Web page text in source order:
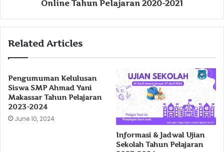
Online Tahun Pelajaran 2020-2021
Related Articles
Pengumuman Kelulusan
Siswa SMP Ahmad Yani
Makassar Tahun Pelajaran
2023-2024
June 10, 2024
Informasi & Jadwal Ujian
Sekolah Tahun Pelajaran